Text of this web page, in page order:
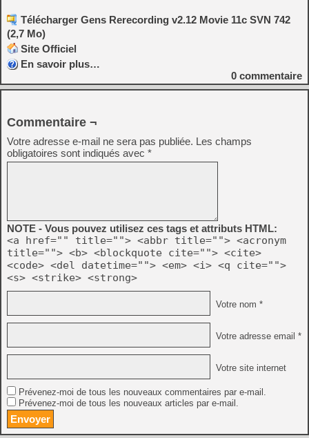
Télécharger Gens Rerecording v2.12 Movie 11c SVN 742
(2,7 Mo)
Site Officiel
En savoir plus…
0 commentaire
Commentaire ¬
Votre adresse e-mail ne sera pas publiée. Les champs
obligatoires sont indiqués avec *
NOTE - Vous pouvez utilisez ces tags et attributs HTML:
<a href="" title=""> <abbr title=""> <acronym
title=""> <b> <blockquote cite=""> <cite>
<code> <del datetime=""> <em> <i> <q cite="">
<s> <strike> <strong>
Votre nom *
Votre adresse email *
Votre site internet
Prévenez-moi de tous les nouveaux commentaires par e-mail.
Prévenez-moi de tous les nouveaux articles par e-mail.